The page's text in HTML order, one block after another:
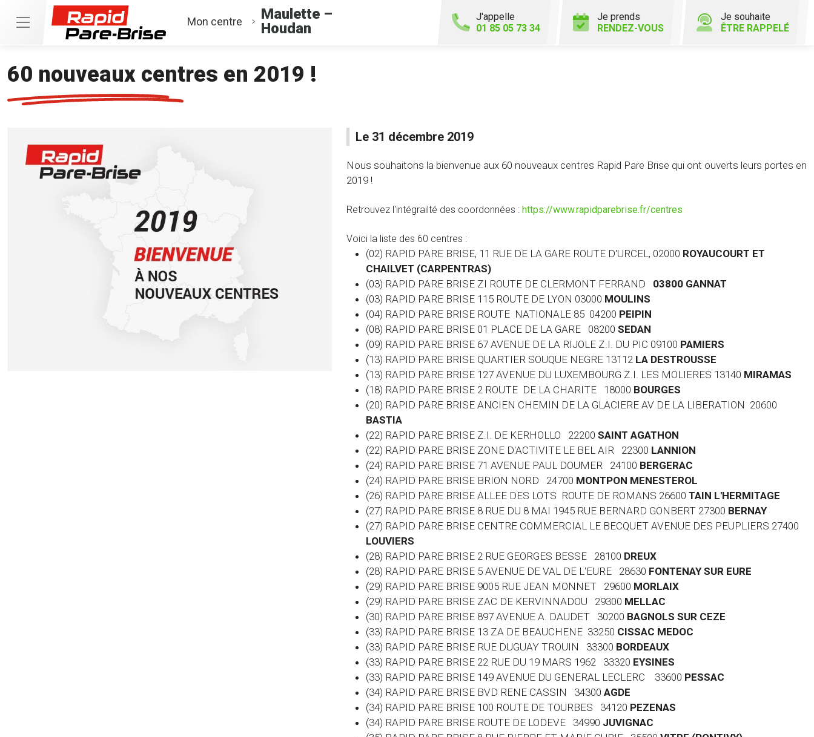
Mon centre
Maulette –
Houdan
J'appelle
01 85 05 73 34
Je prends
RENDEZ-VOUS
Je souhaite
ÊTRE RAPPELÉ
60 nouveaux centres en 2019 !
Le 31 décembre 2019
Nous souhaitons la bienvenue aux 60 nouveaux centres Rapid Pare Brise qui ont ouverts leurs portes en
2019 !
Retrouvez l'intégrailté des coordonnées : https://www.rapidparebrise.fr/centres
Voici la liste des 60 centres :
(02) RAPID PARE BRISE, 11 RUE DE LA GARE ROUTE D'URCEL, 02000 ROYAUCOURT ET
CHAILVET (CARPENTRAS)
(03) RAPID PARE BRISE ZI ROUTE DE CLERMONT FERRAND 03800 GANNAT
(03) RAPID PARE BRISE 115 ROUTE DE LYON 03000 MOULINS
(04) RAPID PARE BRISE ROUTE NATIONALE 85 04200 PEIPIN
(08) RAPID PARE BRISE 01 PLACE DE LA GARE 08200 SEDAN
(09) RAPID PARE BRISE 67 AVENUE DE LA RIJOLE Z.I. DU PIC 09100 PAMIERS
(13) RAPID PARE BRISE QUARTIER SOUQUE NEGRE 13112 LA DESTROUSSE
(13) RAPID PARE BRISE 127 AVENUE DU LUXEMBOURG Z.I. LES MOLIERES 13140 MIRAMAS
(18) RAPID PARE BRISE 2 ROUTE DE LA CHARITE 18000 BOURGES
(20) RAPID PARE BRISE ANCIEN CHEMIN DE LA GLACIERE AV DE LA LIBERATION 20600
BASTIA
(22) RAPID PARE BRISE Z.I. DE KERHOLLO 22200 SAINT AGATHON
(22) RAPID PARE BRISE ZONE D'ACTIVITE LE BEL AIR 22300 LANNION
(24) RAPID PARE BRISE 71 AVENUE PAUL DOUMER 24100 BERGERAC
(24) RAPID PARE BRISE BRION NORD 24700 MONTPON MENESTEROL
(26) RAPID PARE BRISE ALLEE DES LOTS ROUTE DE ROMANS 26600 TAIN L'HERMITAGE
(27) RAPID PARE BRISE 8 RUE DU 8 MAI 1945 RUE BERNARD GONBERT 27300 BERNAY
(27) RAPID PARE BRISE CENTRE COMMERCIAL LE BECQUET AVENUE DES PEUPLIERS 27400
LOUVIERS
(28) RAPID PARE BRISE 2 RUE GEORGES BESSE 28100 DREUX
(28) RAPID PARE BRISE 5 AVENUE DE VAL DE L'EURE 28630 FONTENAY SUR EURE
(29) RAPID PARE BRISE 9005 RUE JEAN MONNET 29600 MORLAIX
(29) RAPID PARE BRISE ZAC DE KERVINNADOU 29300 MELLAC
(30) RAPID PARE BRISE 897 AVENUE A. DAUDET 30200 BAGNOLS SUR CEZE
(33) RAPID PARE BRISE 13 ZA DE BEAUCHENE 33250 CISSAC MEDOC
(33) RAPID PARE BRISE RUE DUGUAY TROUIN 33300 BORDEAUX
(33) RAPID PARE BRISE 22 RUE DU 19 MARS 1962 33320 EYSINES
(33) RAPID PARE BRISE 149 AVENUE DU GENERAL LECLERC 33600 PESSAC
(34) RAPID PARE BRISE BVD RENE CASSIN 34300 AGDE
(34) RAPID PARE BRISE 100 ROUTE DE TOURBES 34120 PEZENAS
(34) RAPID PARE BRISE ROUTE DE LODEVE 34990 JUVIGNAC